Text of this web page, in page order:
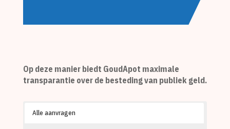
Op deze manier biedt GoudApot maximale
transparantie over de besteding van publiek geld.
Alle aanvragen